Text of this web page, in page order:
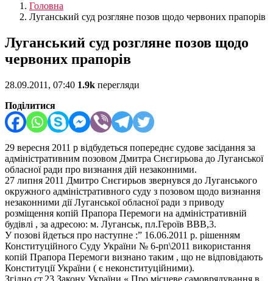
Головна
Луганський суд розгляне позов щодо червоних прапорів
Луганський суд розгляне позов щодо
червоних прапорів
28.09.2011, 07:40 1.9k перегляди
Поділитися
29 вересня 2011 р відбудеться попереднє судове засідання за
адміністративним позовом Дмитра Снєгирьова до Луганської
обласної ради про визнання дій незаконними.
27 липня 2011 Дмитро Снєгирьов звернувся до Луганського
окружного адміністративного суду з позовом щодо визнання
незаконними дії Луганської обласної ради з приводу
розміщення копій Прапора Перемоги на адміністративній
будівлі , за адресою: м. Луганськ, пл.Героїв ВВВ,3.
У позові йдеться про наступне :” 16.06.2011 р. рішенням
Конституційного Суду України № 6-рп\2011 використання
копій Прапора Перемоги визнано таким , що не відповідають
Конституції України ( є неконституційними).